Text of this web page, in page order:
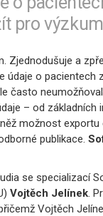
pro
Zjednodušuje a
údaje o pacientech
často
– od
možnost
publikace.
se specializací
Vojtěch Jelínek .
Vojtěch